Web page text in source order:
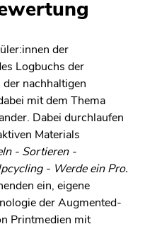
der
Logbuchs der
nachhaltigen
mit dem Thema
Dabei durchlaufen
Materials
- Sortieren -
- Werde ein Pro.
ein, eigene
der Augmented-
Printmedien mit